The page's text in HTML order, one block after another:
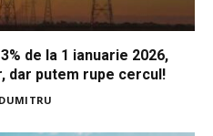
de la 1 ianuarie 2026,
putem rupe cercul!